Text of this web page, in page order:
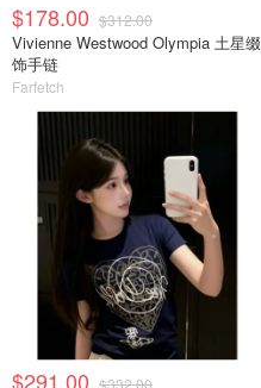
$178.00 $312.00
Vivienne Westwood Olympia 土星缀
饰手链
Farfetch
$291.00 $332.00